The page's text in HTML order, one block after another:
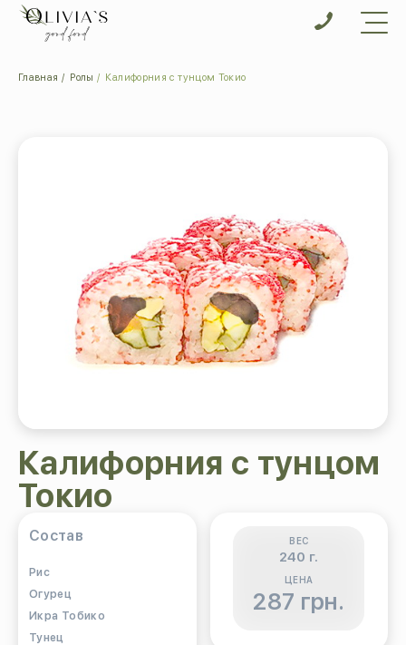
Главная Ролы Калифорния с тунцом Токио
Калифорния с тунцом
Токио
Состав
Рис
Огурец
Икра Тобико
Тунец
ВЕС
240 г.
ЦЕНА
287 грн.